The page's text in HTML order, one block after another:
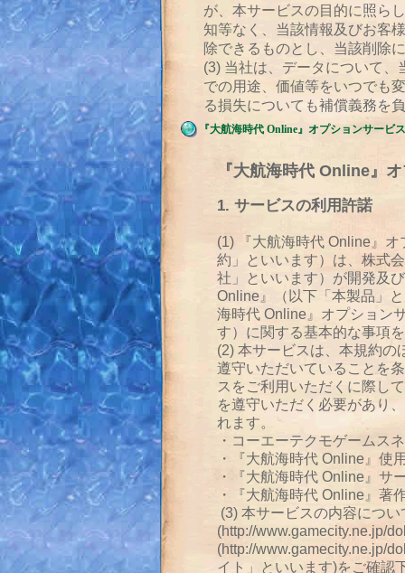
『大航海時代 Online』オプションサービ